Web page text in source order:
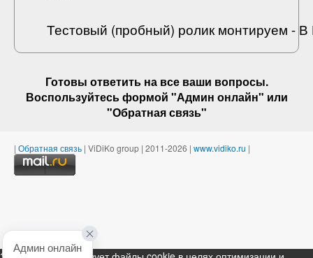
Тестовый (пробный) ролик монтируем -
Готовы ответить на все ваши вопросы.
Воспользуйтесь формой "Админ онлайн" или
"Обратная связь"
| Обратная связь | ViDiKo group | 2011-2026 | www.vidiko.ru |
Админ онлайн